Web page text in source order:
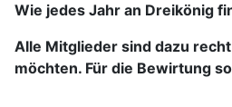
Wie jedes Jahr an Dreikönig
Alle Mitglieder sind dazu
möchten. Für die Bewirtung